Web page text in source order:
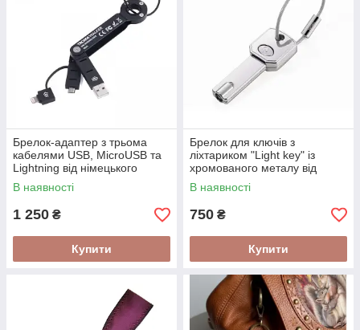
Брелок-адаптер з трьома
кабелями USB, MicroUSB та
Lightning від німецького
бренду Troika
В наявності
1 250 ₴
Купити
Брелок для ключів з
ліхтариком "Light key" із
хромованого металу від
німецького бренду Troika
В наявності
750 ₴
Купити